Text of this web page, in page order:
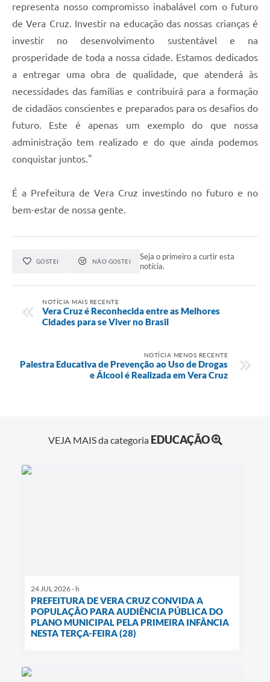
representa nosso compromisso inabalável com o futuro
de Vera Cruz. Investir na educação das nossas crianças é
investir no desenvolvimento sustentável e na
prosperidade de toda a nossa cidade. Estamos dedicados
a entregar uma obra de qualidade, que atenderá às
necessidades das famílias e contribuirá para a formação
de cidadãos conscientes e preparados para os desafios do
futuro. Este é apenas um exemplo do que nossa
administração tem realizado e do que ainda podemos
conquistar juntos."
É a Prefeitura de Vera Cruz investindo no futuro e no
bem-estar de nossa gente.
GOSTEI NÃO GOSTEI
Seja o primeiro a curtir esta
notícia.
NOTÍCIA MAIS RECENTE
Vera Cruz é Reconhecida entre as Melhores
Cidades para se Viver no Brasil
NOTÍCIA MENOS RECENTE
Palestra Educativa de Prevenção ao Uso de Drogas
e Álcool é Realizada em Vera Cruz
VEJA MAIS da categoria EDUCAÇÃO
24 JUL 2026 - h
PREFEITURA DE VERA CRUZ CONVIDA A
POPULAÇÃO PARA AUDIÊNCIA PÚBLICA DO
PLANO MUNICIPAL PELA PRIMEIRA INFÂNCIA
NESTA TERÇA-FEIRA (28)